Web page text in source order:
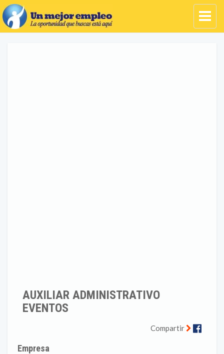
AUXILIAR ADMINISTRATIVO
EVENTOS
Compartir
Empresa